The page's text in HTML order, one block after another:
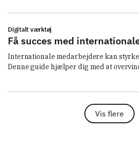
Digitalt værktøj
Få succes med
Internationale medarbejdere kan
Denne guide hjælper dig med at
Vis flere